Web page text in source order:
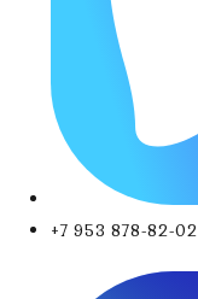
+7 953 878-82-02